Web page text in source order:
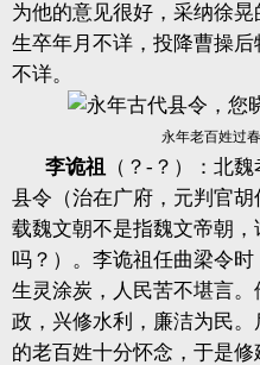
为他的意见很好，采纳徐
生卒年月不详，投降曹操
不详。
永年老百姓过
李诡祖 （？-？）：北
县令（治在广府，元判官胡
载魏文朝不是指魏文帝朝
吗？）。李诡祖任曲梁令时
生灵涂炭，人民苦不堪言
政，兴修水利，廉洁为民
的老百姓十分怀念，于是